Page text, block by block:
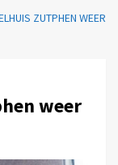
ZUTPHEN WEER
weer